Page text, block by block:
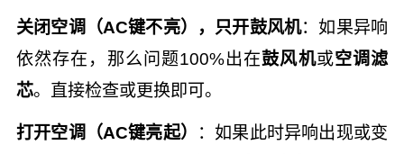
关闭空调（AC键不亮），只开鼓风机：如果异响
依然存在，那么问题100%出在鼓风机或空调滤
芯。直接检查或更换即可。
打开空调（AC键亮起）
：如果此时异响出现或变